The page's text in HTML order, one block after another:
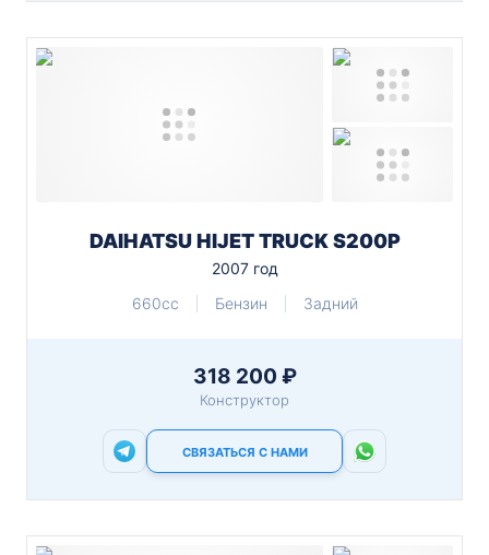
DAIHATSU HIJET TRUCK S200P
2007 год
660cc
Бензин Задний
318 200 ₽
Конструктор
СВЯЗАТЬСЯ С НАМИ